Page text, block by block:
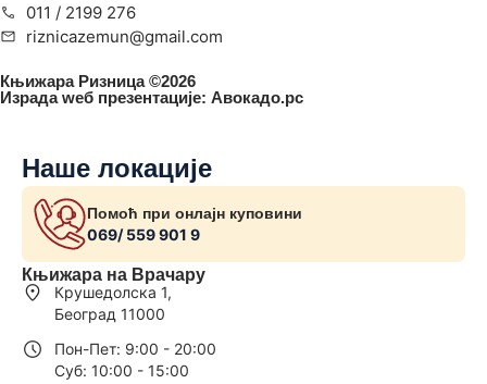
011 / 2199 276
riznicazemun@gmail.com
Књижара Ризница ©️2026
Израда wеб презентације: Авокадо.рс
Наше локације
Помоћ при онлајн куповини
069/ 559 901 9
Књижара на Врачару
Крушедолска 1,
Београд 11000
Пон-Пет: 9:00 - 20:00
Суб: 10:00 - 15:00